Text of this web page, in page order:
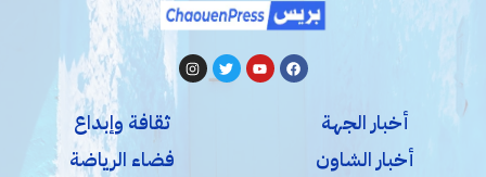
أخبار الجهة
أخبار الشاون
ثقافة وإبداع
فضاء الرياضة